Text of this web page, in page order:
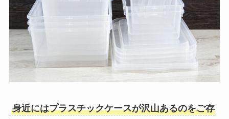
身近にはプラスチックケースが沢山あるのをご存